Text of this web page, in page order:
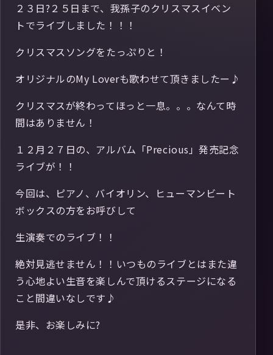
２３日?２５日まで、我孫子のクリスマスイベン
トでライブしました！！！
クリスマスソングをたっぷりと！
オリジナルのMy Loverも歌わせて頂きましたー♪
クリスマスが終わってほっと一息。。。なんて時
間はありません！
１２月２７日の、アルバム「Precious」発売記念
ライブが！！
今回は、ピアノ、バイオリン、ヒューマンビート
ボックスの方をお呼びして
生演奏でのライブ！！
絶対見逃せません！！いつものライブとはまた違
う心地よい生音を楽しんで頂けるステージになる
こと間違いなしです♪
是非、お楽しみに?